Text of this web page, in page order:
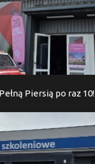
Pełną Piersią po raz 10!